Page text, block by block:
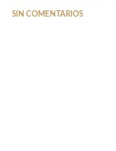
SIN COMENTARIOS